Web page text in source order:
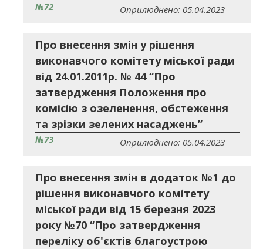
№72 Оприлюднено: 05.04.2023
Про внесення змін у рішення
виконавчого комітету міської ради
від 24.01.2011р. № 44 “Про
затвердження Положення про
комісію з озеленення, обстеження
та зрізки зелених насаджень”
№73 Оприлюднено: 05.04.2023
Про внесення змін в додаток №1 до
рішення виконавчого комітету
міської ради від 15 березня 2023
року №70 “Про затвердження
переліку об'єктів благоустрою